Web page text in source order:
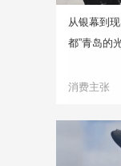
从银幕到
都”青岛的
消费主张